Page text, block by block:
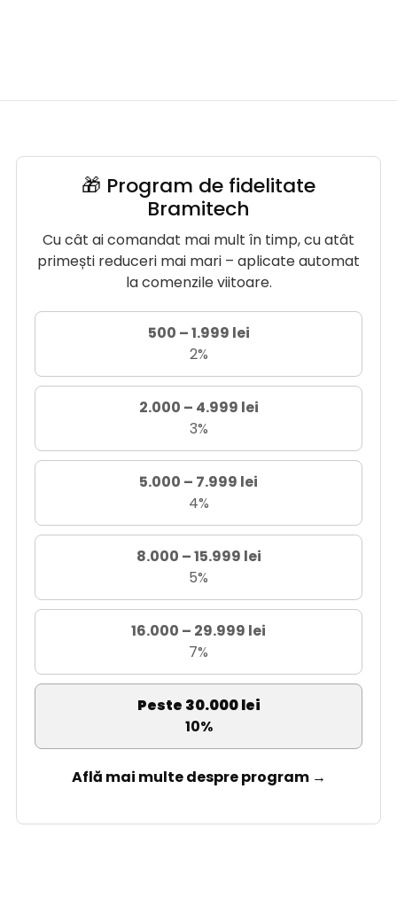
🎁 Program de fidelitate
Bramitech
Cu cât ai comandat mai mult în timp, cu atât
primești reduceri mai mari – aplicate automat
la comenzile viitoare.
500 – 1.999 lei
2%
2.000 – 4.999 lei
3%
5.000 – 7.999 lei
4%
8.000 – 15.999 lei
5%
16.000 – 29.999 lei
7%
Peste 30.000 lei
10%
Află mai multe despre program →